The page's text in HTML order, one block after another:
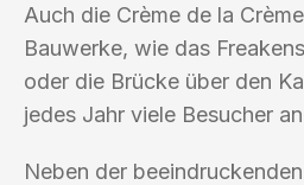
Auch die Crème de la
Bauwerke, wie das
oder die Brücke über den
jedes Jahr viele Besucher
Neben der